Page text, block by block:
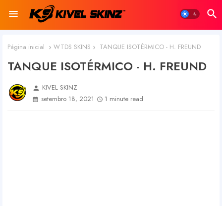
Página inicial WTDS SKINS TANQUE ISOTÉRMICO - H. FREUND
TANQUE ISOTÉRMICO - H. FREUND
person KIVEL SKINZ
setembro 18, 2021
1 minute read